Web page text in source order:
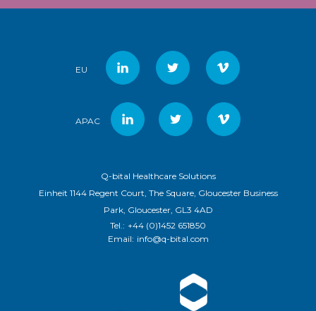
EU
APAC
Q-bital Healthcare Solutions
Einheit 1144 Regent Court, The Square, Gloucester Business
Park, Gloucester, GL3 4AD
Tel.: +44 (0)1452 651850
Email: info@q-bital.com